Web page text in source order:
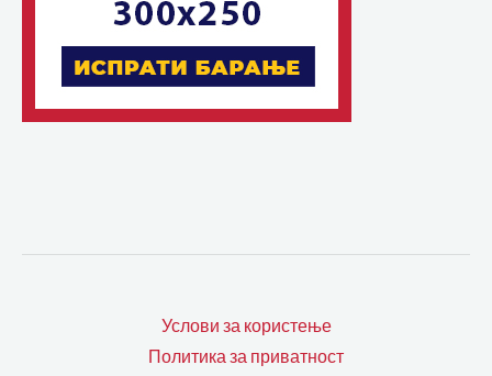
Услови за користење
Политика за приватност